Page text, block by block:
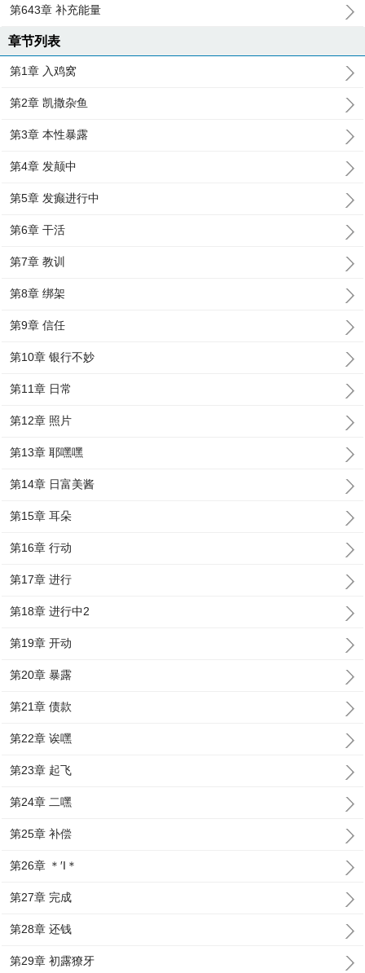
第643章 补充能量
章节列表
第1章 入鸡窝
第2章 凯撒杂鱼
第3章 本性暴露
第4章 发颠中
第5章 发癫进行中
第6章 干活
第7章 教训
第8章 绑架
第9章 信任
第10章 银行不妙
第11章 日常
第12章 照片
第13章 耶嘿嘿
第14章 日富美酱
第15章 耳朵
第16章 行动
第17章 进行
第18章 进行中2
第19章 开动
第20章 暴露
第21章 债款
第22章 诶嘿
第23章 起飞
第24章 二嘿
第25章 补偿
第26章 ＊′I＊
第27章 完成
第28章 还钱
第29章 初露獠牙